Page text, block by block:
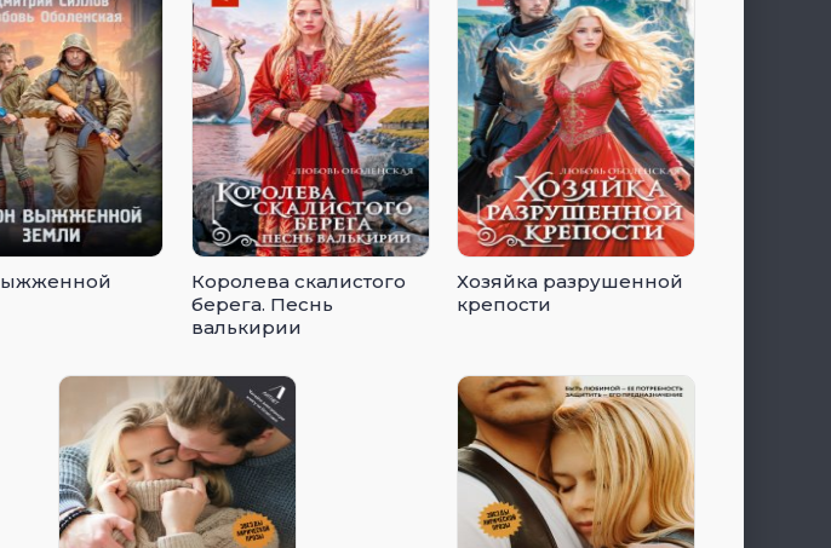
Королева скалистого
берега. Песнь
валькирии
Хозяйка разрушенной
крепости